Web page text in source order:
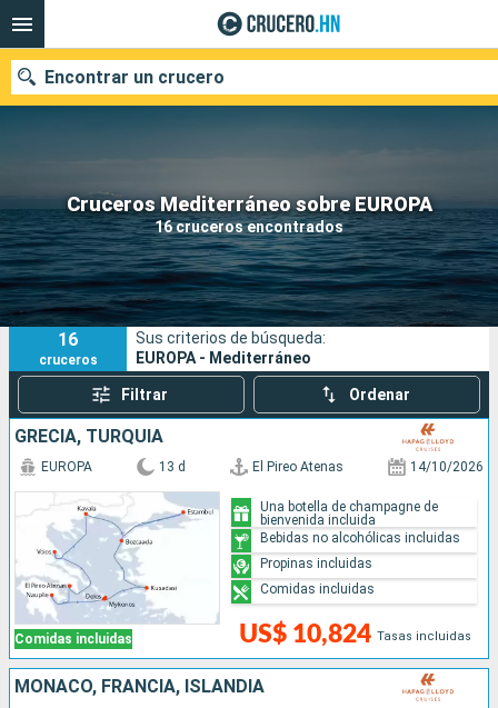
Cruceros Mediterráneo sobre EUROPA
16 cruceros encontrados
Encontrar un crucero
Nuestros destinos
Fecha de salida
Puertos Compañías
Buscar
16
cruceros
Sus criterios de búsqueda:
EUROPA - Mediterráneo
Filtrar Ordenar
GRECIA, TURQUÍA
Comidas incluidas
EUROPA 13 d El Pireo Atenas 14/10/2026
US$ 10,824 Tasas incluidas
Una botella de champagne de
bienvenida incluida
Bebidas no alcohólicas incluidas
Propinas incluidas
Comidas incluidas
MONACO, FRANCIA, ISLANDIA